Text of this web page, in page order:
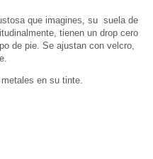
que imagines, su suela de
tienen un drop cero
de pie. Se ajustan con velcro,
en su tinte.